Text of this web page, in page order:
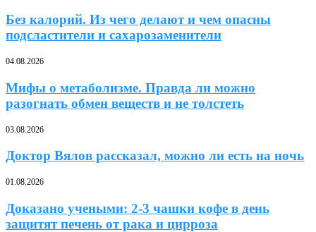
Без калорий. Из чего делают и чем опасны
подсластители и сахарозаменители
04.08.2026
Мифы о метаболизме. Правда ли можно
разогнать обмен веществ и не толстеть
03.08.2026
Доктор Вялов рассказал, можно ли есть на ночь
01.08.2026
Доказано учеными: 2-3 чашки кофе в день
защитят печень от рака и цирроза